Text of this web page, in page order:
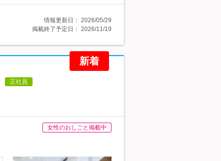
情報更新日： 2026/05/29
掲載終了予定日： 2026/11/19
新着
正社員
女性のおしごと掲載中